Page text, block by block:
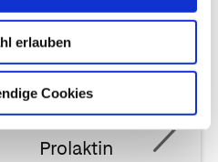
erlauben
Cookies
Artikel
Prolaktin